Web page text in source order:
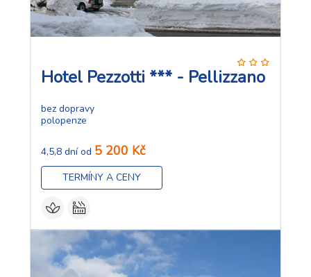
Hotel Pezzotti *** - Pellizzano
bez dopravy
polopenze
4,5,8 dní od 5 200 Kč
TERMÍNY A CENY